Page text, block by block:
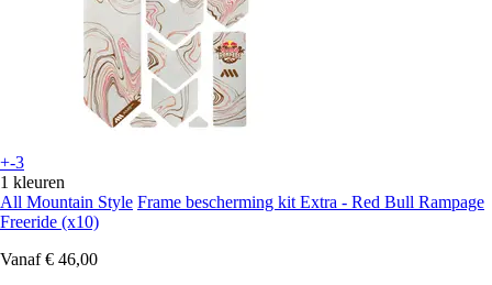
+-3
1 kleuren
All Mountain Style Frame bescherming kit Extra - Red Bull Rampage
Freeride (x10)
Vanaf € 46,00